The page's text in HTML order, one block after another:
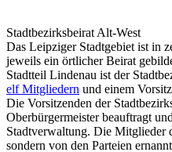
Stadtbezirksbeirat Alt-West
Das Leipziger Stadtgebiet ist in
jeweils ein örtlicher Beirat
Stadtteil Lindenau ist der
elf Mitgliedern und einem
Die Vorsitzenden der
Oberbürgermeister beauftragt
Stadtverwaltung. Die Mitglieder
sondern von den Parteien